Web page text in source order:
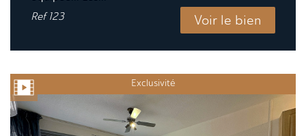
Ref123 Voir le bien
Exclusivité